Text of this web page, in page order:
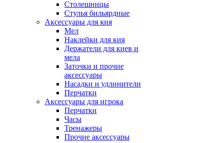
Столешницы
Стулья бильярдные
Аксессуары для кия
Мел
Наклейки для кия
Держатели для киев и
мела
Заточки и прочие
аксессуары
Насадки и удлинители
Перчатки
Аксессуары для игрока
Перчатки
Часы
Тренажеры
Прочие аксессуары